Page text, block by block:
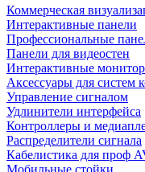
Коммерческая
Интерактивные панели
Профессиональные
Панели для видеостен
Интерактивные
Аксессуары для систем
Управление сигналом
Удлинители интерфейса
Контроллеры и
Распределители сигнала
Кабелистика для проф